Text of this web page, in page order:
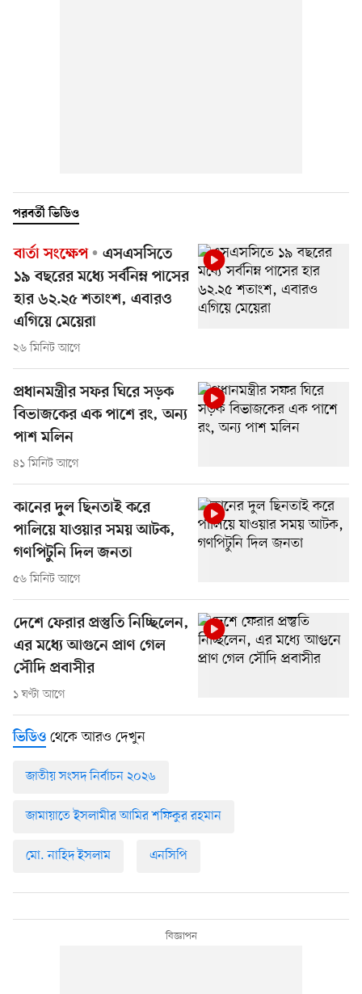
পরবর্তী ভিডিও
বার্তা সংক্ষেপ
এসএসসিতে
১৯ বছরের মধ্যে সর্বনিম্ন পাসের
হার ৬২.২৫ শতাংশ, এবারও
এগিয়ে মেয়েরা
২৬ মিনিট আগে
প্রধানমন্ত্রীর সফর ঘিরে সড়ক
বিভাজকের এক পাশে রং, অন্য
পাশ মলিন
৪১ মিনিট আগে
কানের দুল ছিনতাই করে
পালিয়ে যাওয়ার সময় আটক,
গণপিটুনি দিল জনতা
৫৬ মিনিট আগে
দেশে ফেরার প্রস্তুতি নিচ্ছিলেন,
এর মধ্যে আগুনে প্রাণ গেল
সৌদি প্রবাসীর
১ ঘণ্টা আগে
ভিডিও থেকে আরও দেখুন
জাতীয় সংসদ নির্বাচন ২০২৬
জামায়াতে ইসলামীর আমির শফিকুর রহমান
মো. নাহিদ ইসলাম এনসিপি